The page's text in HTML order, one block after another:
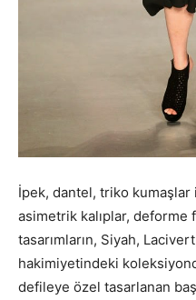
İpek, dantel, triko kumaşlar
asimetrik kalıplar, deforme
tasarımların, Siyah,
hakimiyetindeki
defileye özel tasarlanan